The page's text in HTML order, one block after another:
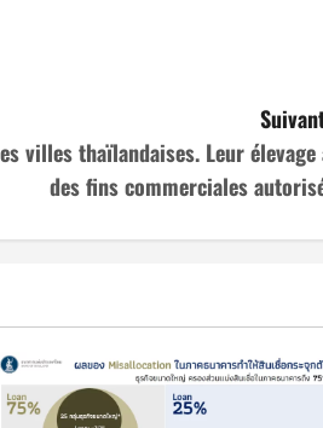
villes thaïlandaises. Leur élevage
des fins commerciales